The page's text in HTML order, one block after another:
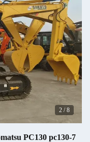
2 /8
PC130 pc130-7